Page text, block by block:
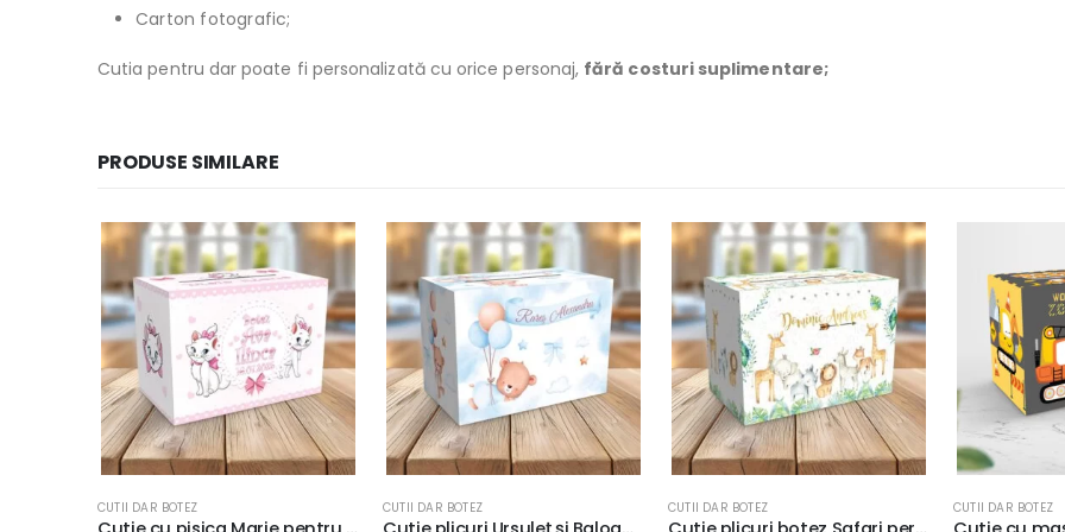
Carton fotografic;
Cutia pentru dar poate fi personalizată cu orice personaj, fără costuri suplimentare;
PRODUSE SIMILARE
CUTII DAR BOTEZ CUTII DAR BOTEZ CUTII DAR BOTEZ CUTII DAR BOTEZ